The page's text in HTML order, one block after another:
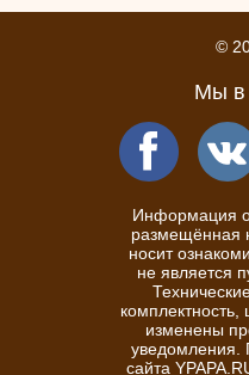
©
Мы в
Информация о
размещённая
носит
не является
комплектность,
изменены
уведомления.
сайта